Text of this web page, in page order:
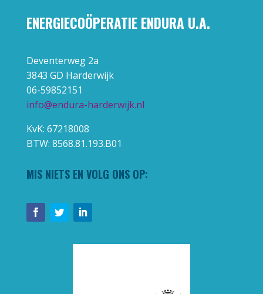
ENERGIECOÖPERATIE ENDURA U.A.
Deventerweg 2a
3843 GD Harderwijk
06-59852151
info@endura-harderwijk.nl
KvK: 67218008
BTW: 8568.81.193.B01
MIS NIETS EN VOLG ONS OP: